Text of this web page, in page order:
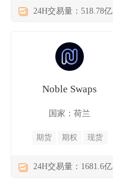
24H交易量：518.78亿
Noble Swaps
国家：荷兰
期货 期权 现货
24H交易量：1681.6亿